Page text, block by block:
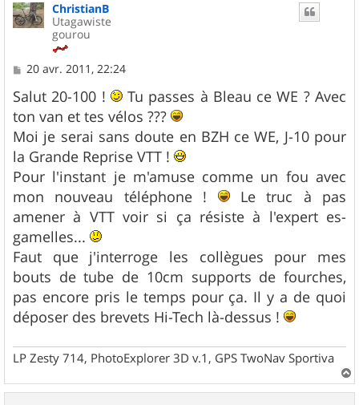
ChristianB
Utagawiste
gourou
M
s
s
a
g
e
20 avr. 2011, 22:24
Salut 20-100 !
Tu passes à Bleau ce WE ? Avec
ton van et tes vélos ???
Moi je serai sans doute en BZH ce WE, J-10 pour
la Grande Reprise VTT !
Pour l'instant je m'amuse comme un fou avec
mon nouveau téléphone !
Le truc à pas
amener à VTT voir si ça résiste à l'expert es-
gamelles...
Faut que j'interroge les collègues pour mes
bouts de tube de 10cm supports de fourches,
pas encore pris le temps pour ça. Il y a de quoi
déposer des brevets Hi-Tech là-dessus !
LP Zesty 714, PhotoExplorer 3D v.1, GPS TwoNav Sportiva
a